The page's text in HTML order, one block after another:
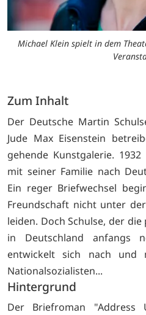
Michael Klein spielt in dem
Zum Inhalt
Der Deutsche Martin
Jude Max Eisenstein
gehende Kunstgalerie.
mit seiner Familie nach
Ein reger Briefwechsel
Freundschaft nicht unter
leiden. Doch Schulse, der
in Deutschland anfangs
entwickelt sich nach und
Nationalsozialisten...
Hintergrund
Der Briefroman "Address